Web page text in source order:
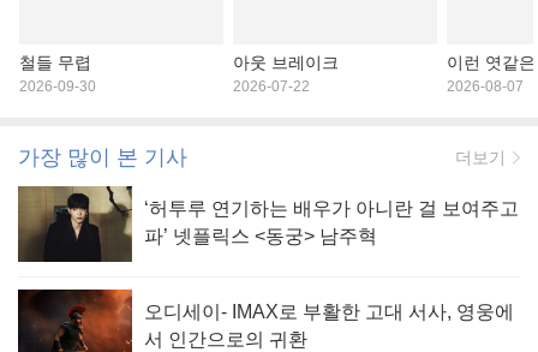
철들 무렵
2026-09-30
아웃 브레이크
2026-07-22
이런 엿같
2026-08-07
가장 많이 본 기사 더보기
‘허투루 연기하는 배우가 아니란 걸 보여주고
파’ 넷플릭스 <동궁> 남주혁
오디세이- IMAX로 부활한 고대 서사, 영웅에
서 인간으로의 귀환